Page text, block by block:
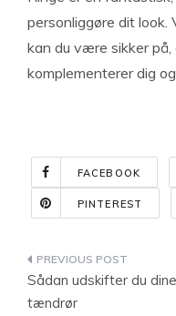
personliggøre dit look.
kan du være sikker på,
komplementerer dig
FACEBOOK
PINTEREST
Sådan udskifter du dine
tændrør